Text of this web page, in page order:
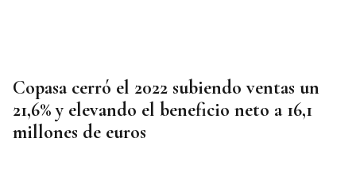
Copasa cerró el 2022 subiendo ventas un
21,6% y elevando el beneficio neto a 16,1
millones de euros